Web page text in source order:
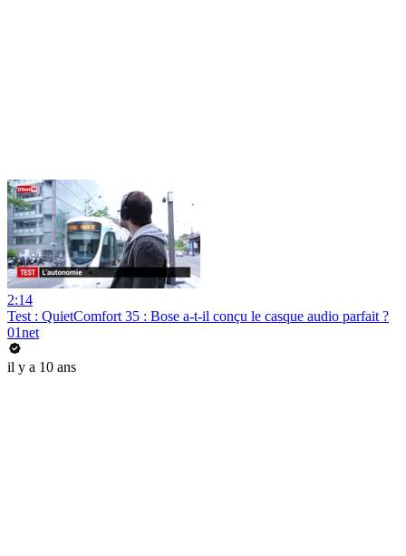
2:14
Test : QuietComfort 35 : Bose a-t-il conçu le casque audio parfait ?
01net
il y a 10 ans